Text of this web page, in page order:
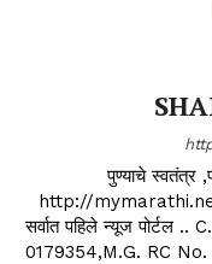
पुण्याचे स्वतंत्र
http://mymarathi.net/
सर्वात पहिले न्यूज
0179354,M.G. RC